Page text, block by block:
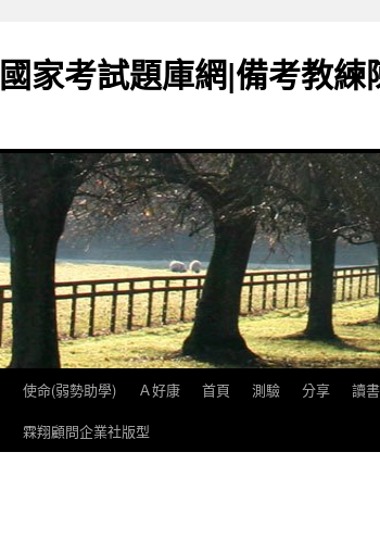
國家考試題庫網|備考教練
使命(弱勢助學) Ａ好康 首頁 測驗 分享 讀
霖翔顧問企業社版型